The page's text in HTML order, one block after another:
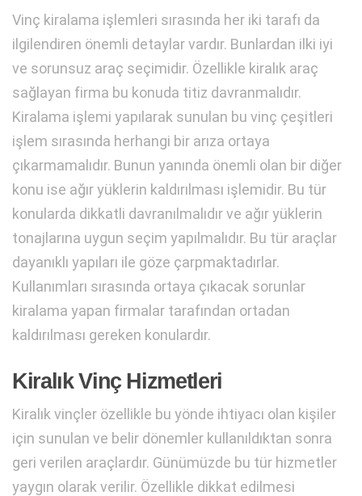
Vinç kiralama işlemleri sırasında her iki tarafı da
ilgilendiren önemli detaylar vardır. Bunlardan ilki iyi
ve sorunsuz araç seçimidir. Özellikle kiralık araç
sağlayan firma bu konuda titiz davranmalıdır.
Kiralama işlemi yapılarak sunulan bu vinç çeşitleri
işlem sırasında herhangi bir arıza ortaya
çıkarmamalıdır. Bunun yanında önemli olan bir diğer
konu ise ağır yüklerin kaldırılması işlemidir. Bu tür
konularda dikkatli davranılmalıdır ve ağır yüklerin
tonajlarına uygun seçim yapılmalıdır. Bu tür araçlar
dayanıklı yapıları ile göze çarpmaktadırlar.
Kullanımları sırasında ortaya çıkacak sorunlar
kiralama yapan firmalar tarafından ortadan
kaldırılması gereken konulardır.
Kiralık Vinç Hizmetleri
Kiralık vinçler özellikle bu yönde ihtiyacı olan kişiler
için sunulan ve belir dönemler kullanıldıktan sonra
geri verilen araçlardır. Günümüzde bu tür hizmetler
yaygın olarak verilir. Özellikle dikkat edilmesi